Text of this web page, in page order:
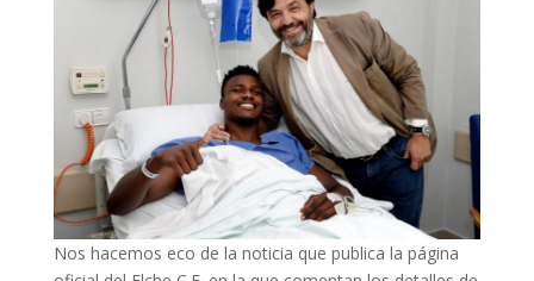
Nos hacemos eco de la noticia que publica la página